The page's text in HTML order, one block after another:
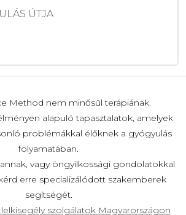
ÚTJA
Method nem minősül terápiának.
alapuló tapasztalatok, amelyek
problémákkal élőknek a gyógyulás
folyamatában.
vagy öngyilkossági gondolatokkal
erre specializálódott szakemberek
segítségét.
szolgálatok Magyarországon